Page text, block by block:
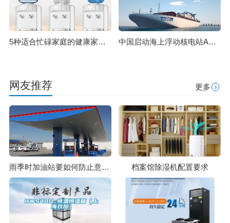
5种适合忙碌家庭的健康家电 家电除湿机 中国启动海上浮动核电站ACPR50S实验堆建设 将为海岛供电
网友推荐 更多
雨季时加油站要如何防止意外发生 档案馆除湿机配置要求